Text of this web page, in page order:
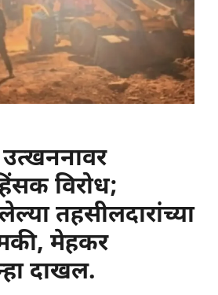
विरोध;
तहसीलदारांच्या
मेहकर
दाखल.